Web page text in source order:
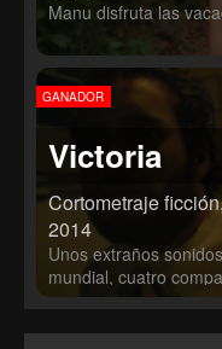
Manu disfruta las
GANADOR
Victoria
Cortometraje
2014
Unos extraños
mundial, cuatro
permanecer